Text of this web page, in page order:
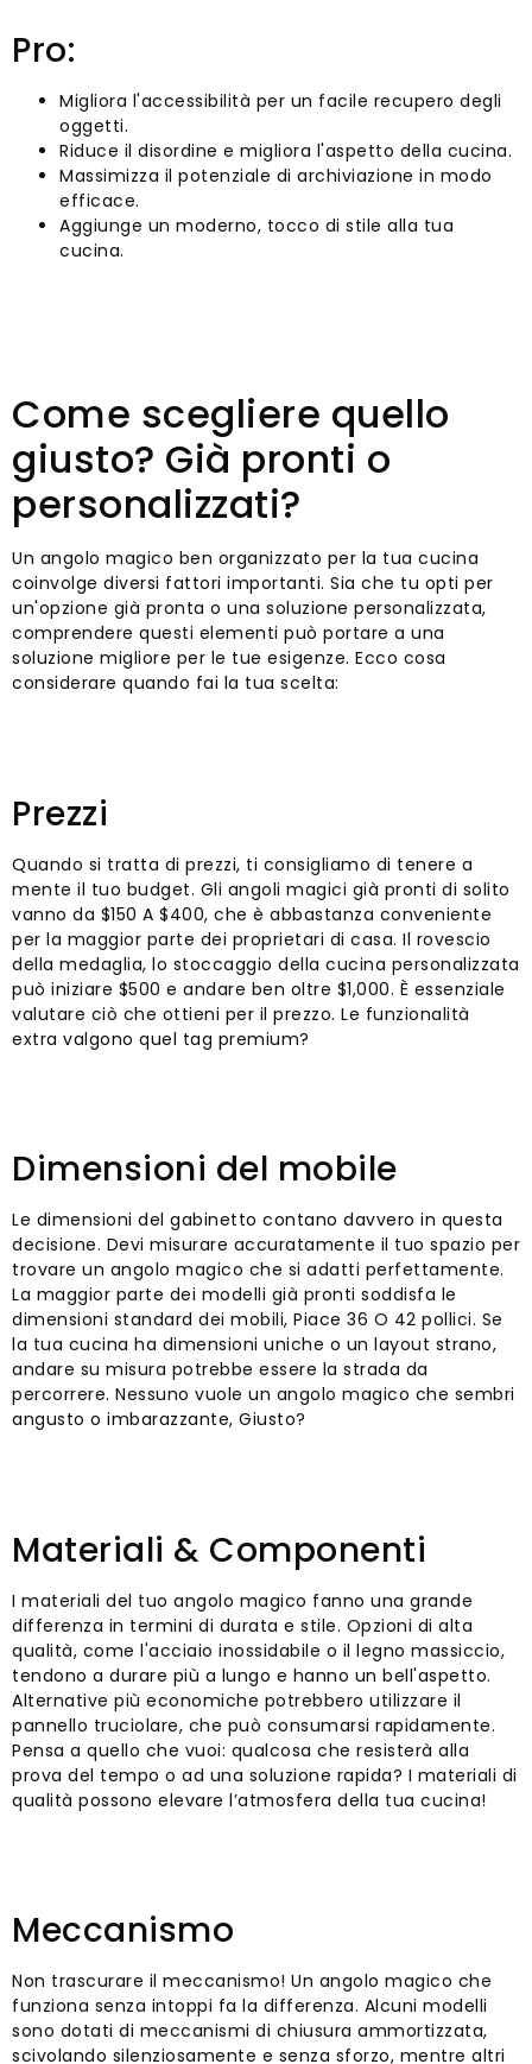
Pro:
Migliora l'accessibilità per un facile recupero degli
oggetti.
Riduce il disordine e migliora l'aspetto della cucina.
Massimizza il potenziale di archiviazione in modo
efficace.
Aggiunge un moderno, tocco di stile alla tua
cucina.
Come scegliere quello
giusto? Già pronti o
personalizzati?
Un angolo magico ben organizzato per la tua cucina
coinvolge diversi fattori importanti. Sia che tu opti per
un'opzione già pronta o una soluzione personalizzata,
comprendere questi elementi può portare a una
soluzione migliore per le tue esigenze. Ecco cosa
considerare quando fai la tua scelta:
Prezzi
Quando si tratta di prezzi, ti consigliamo di tenere a
mente il tuo budget. Gli angoli magici già pronti di solito
vanno da $150 A $400, che è abbastanza conveniente
per la maggior parte dei proprietari di casa. Il rovescio
della medaglia, lo stoccaggio della cucina personalizzata
può iniziare $500 e andare ben oltre $1,000. È essenziale
valutare ciò che ottieni per il prezzo. Le funzionalità
extra valgono quel tag premium?
Dimensioni del mobile
Le dimensioni del gabinetto contano davvero in questa
decisione. Devi misurare accuratamente il tuo spazio per
trovare un angolo magico che si adatti perfettamente.
La maggior parte dei modelli già pronti soddisfa le
dimensioni standard dei mobili, Piace 36 O 42 pollici. Se
la tua cucina ha dimensioni uniche o un layout strano,
andare su misura potrebbe essere la strada da
percorrere. Nessuno vuole un angolo magico che sembri
angusto o imbarazzante, Giusto?
Materiali & Componenti
I materiali del tuo angolo magico fanno una grande
differenza in termini di durata e stile. Opzioni di alta
qualità, come l'acciaio inossidabile o il legno massiccio,
tendono a durare più a lungo e hanno un bell'aspetto.
Alternative più economiche potrebbero utilizzare il
pannello truciolare, che può consumarsi rapidamente.
Pensa a quello che vuoi: qualcosa che resisterà alla
prova del tempo o ad una soluzione rapida? I materiali di
qualità possono elevare l’atmosfera della tua cucina!
Meccanismo
Non trascurare il meccanismo! Un angolo magico che
funziona senza intoppi fa la differenza. Alcuni modelli
sono dotati di meccanismi di chiusura ammortizzata,
scivolando silenziosamente e senza sforzo, mentre altri